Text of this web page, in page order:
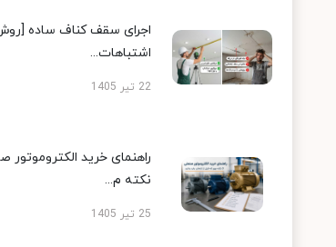
اجرای سقف کناف ساده
اشتباهات...
22 تیر 1405
نکته م...
25 تیر 1405